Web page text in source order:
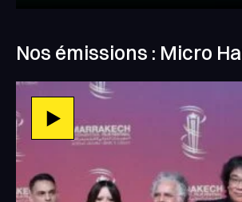
Nos émissions : Micro